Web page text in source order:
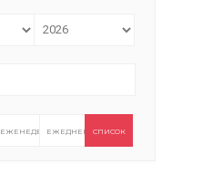
ЕЖЕНЕДЕЛЬНОЕЖЕДНЕВНОСПИСОК